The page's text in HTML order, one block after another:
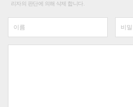
리자의 판단에 의해 삭제 합니다.